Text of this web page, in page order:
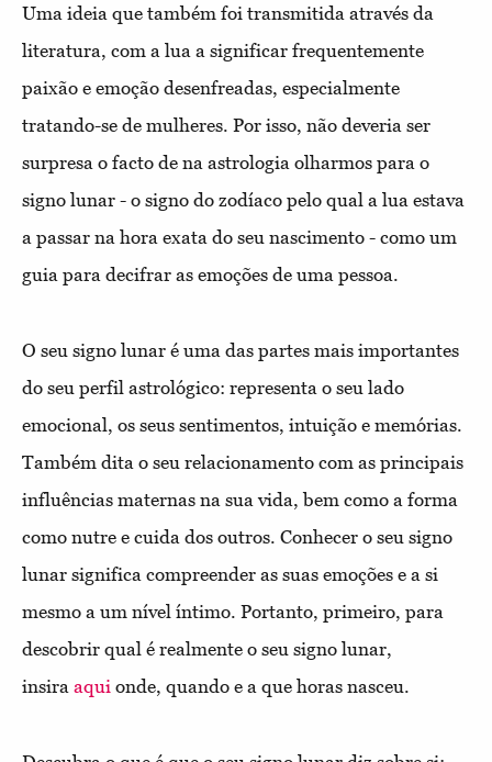
Uma ideia que também foi transmitida através da
literatura, com a lua a significar frequentemente
paixão e emoção desenfreadas, especialmente
tratando-se de mulheres. Por isso, não deveria ser
surpresa o facto de na astrologia olharmos para o
signo lunar - o signo do zodíaco pelo qual a lua estava
a passar na hora exata do seu nascimento - como um
guia para decifrar as emoções de uma pessoa.
O seu signo lunar é uma das partes mais importantes
do seu perfil astrológico: representa o seu lado
emocional, os seus sentimentos, intuição e memórias.
Também dita o seu relacionamento com as principais
influências maternas na sua vida, bem como a forma
como nutre e cuida dos outros. Conhecer o seu signo
lunar significa compreender as suas emoções e a si
mesmo a um nível íntimo. Portanto, primeiro, para
descobrir qual é realmente o seu signo lunar,
insira aqui onde, quando e a que horas nasceu.